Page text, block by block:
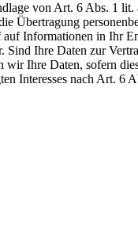
von Art. 6 Abs. 1
Informationen in Ihr
Ihre Daten zur
Ihre Daten, sofern
Interesses nach Art.